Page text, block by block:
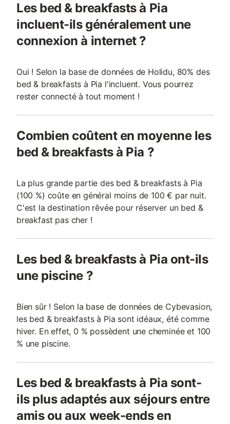
Les bed & breakfasts à Pia
incluent-ils généralement une
connexion à internet ?
Oui ! Selon la base de données de Holidu, 80% des
bed & breakfasts à Pia l'incluent. Vous pourrez
rester connecté à tout moment !
Combien coûtent en moyenne les
bed & breakfasts à Pia ?
La plus grande partie des bed & breakfasts à Pia
(100 %) coûte en général moins de 100 € par nuit.
C'est la destination rêvée pour réserver un bed &
breakfast pas cher !
Les bed & breakfasts à Pia ont-ils
une piscine ?
Bien sûr ! Selon la base de données de Cybevasion,
les bed & breakfasts à Pia sont idéaux, été comme
hiver. En effet, 0 % possèdent une cheminée et 100
% une piscine.
Les bed & breakfasts à Pia sont-
ils plus adaptés aux séjours entre
amis ou aux week-ends en